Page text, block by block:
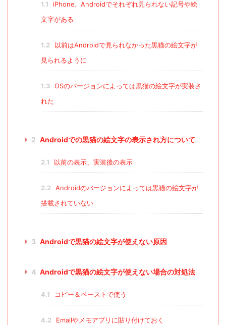
1.1
iPhone、Androidでそれぞれ見られない記号や絵
文字がある
1.2
以前はAndroidで見られなかった黒猫の絵文字が
見られるように
1.3
OSのバージョンによっては黒猫の絵文字が実装さ
れた
2 Androidでの黒猫の絵文字の表示され方について
2.1 以前の表示、実装後の表示
2.2
Androidのバージョンによっては黒猫の絵文字が
搭載されていない
3 Androidで黒猫の絵文字が使えない原因
4 Androidで黒猫の絵文字が使えない場合の対処法
4.1 コピー＆ペーストで使う
4.2 Emailやメモアプリに貼り付けておく